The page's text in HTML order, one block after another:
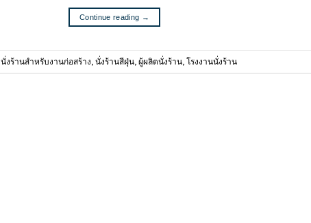
Continue reading →
นั่งร้านสำหรับงานก่อสร้าง,นั่งร้านสีฝุ่น,ผู้ผลิตนั่งร้าน,โรงงานนั่งร้าน